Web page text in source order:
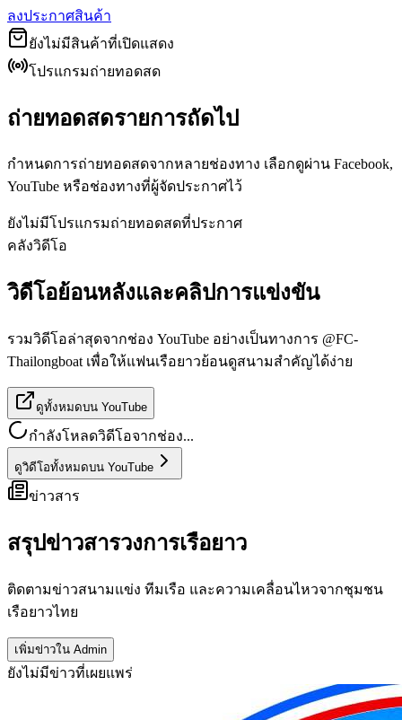
ลงประกาศสินค้า
ยังไม่มีสินค้าที่เปิดแสดง
โปรแกรมถ่ายทอดสด
ถ่ายทอดสดรายการถัดไป
กำหนดการถ่ายทอดสดจากหลายช่องทาง เลือกดูผ่าน Facebook,
YouTube หรือช่องทางที่ผู้จัดประกาศไว้
ยังไม่มีโปรแกรมถ่ายทอดสดที่ประกาศ
คลังวิดีโอ
วิดีโอย้อนหลังและคลิปการแข่งขัน
รวมวิดีโอล่าสุดจากช่อง YouTube อย่างเป็นทางการ @FC-
Thailongboat เพื่อให้แฟนเรือยาวย้อนดูสนามสำคัญได้ง่าย
ดูทั้งหมดบน YouTube
กำลังโหลดวิดีโอจากช่อง...
ดูวิดีโอทั้งหมดบน YouTube
ข่าวสาร
สรุปข่าวสารวงการเรือยาว
ติดตามข่าวสนามแข่ง ทีมเรือ และความเคลื่อนไหวจากชุมชน
เรือยาวไทย
เพิ่มข่าวใน Admin
ยังไม่มีข่าวที่เผยแพร่